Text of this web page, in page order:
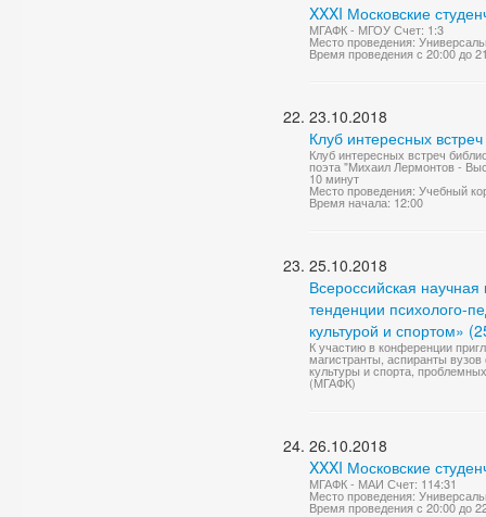
XXXI Московские
МГАФК - МГОУ Счет: 1:3
Место проведения:
Время проведения с 20:00 до
23.10.2018
Клуб интересных
Клуб интересных встреч
поэта "Михаил Лермонтов -
10 минут
Место проведения: Учебный
Время начала: 12:00
25.10.2018
Всероссийская
тенденции психолого-
культурой и спортом»
К участию в конференции
магистранты, аспиранты
культуры и спорта,
(МГАФК)
26.10.2018
XXXI Московские
МГАФК - МАИ Счет: 114:31
Место проведения:
Время проведения с 20:00 до